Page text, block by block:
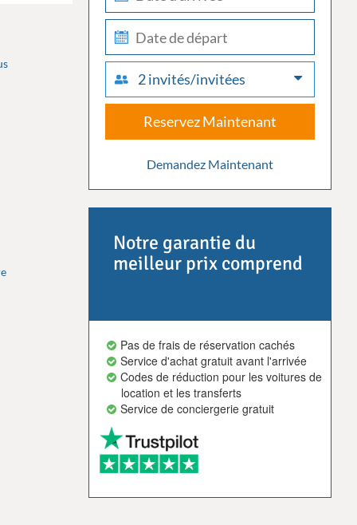
check-
out
2 invités/invitées
Reservez Maintenant
Demandez Maintenant
Notre garantie du
meilleur prix comprend
Pas de frais de réservation cachés
Service d'achat gratuit avant l'arrivée
Codes de réduction pour les voitures de
location et les transferts
Service de conciergerie gratuit